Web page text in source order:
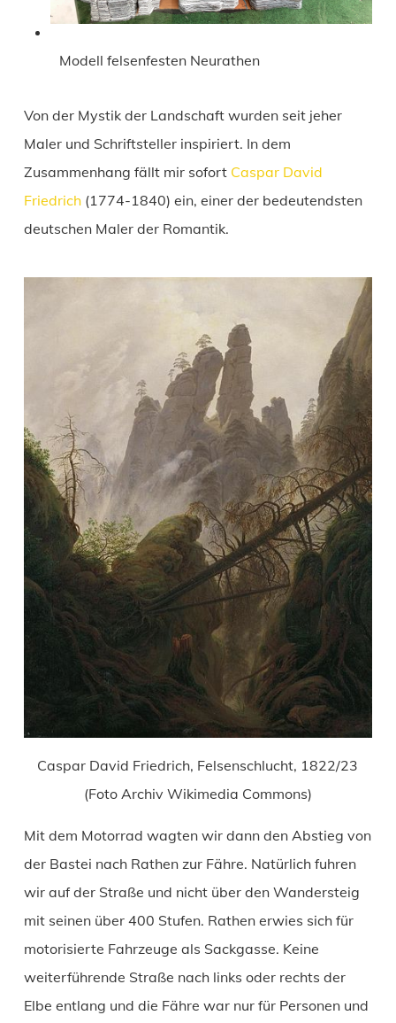
Modell felsenfesten Neurathen
Von der Mystik der Landschaft wurden seit jeher
Maler und Schriftsteller inspiriert. In dem
Zusammenhang fällt mir sofort Caspar David
Friedrich(1774-1840) ein, einer der bedeutendsten
deutschen Maler der Romantik.
Caspar David Friedrich, Felsenschlucht, 1822/23
(Foto Archiv Wikimedia Commons)
Mit dem Motorrad wagten wir dann den Abstieg von
der Bastei nach Rathen zur Fähre. Natürlich fuhren
wir auf der Straße und nicht über den Wandersteig
mit seinen über 400 Stufen. Rathen erwies sich für
motorisierte Fahrzeuge als Sackgasse. Keine
weiterführende Straße nach links oder rechts der
Elbe entlang und die Fähre war nur für Personen und